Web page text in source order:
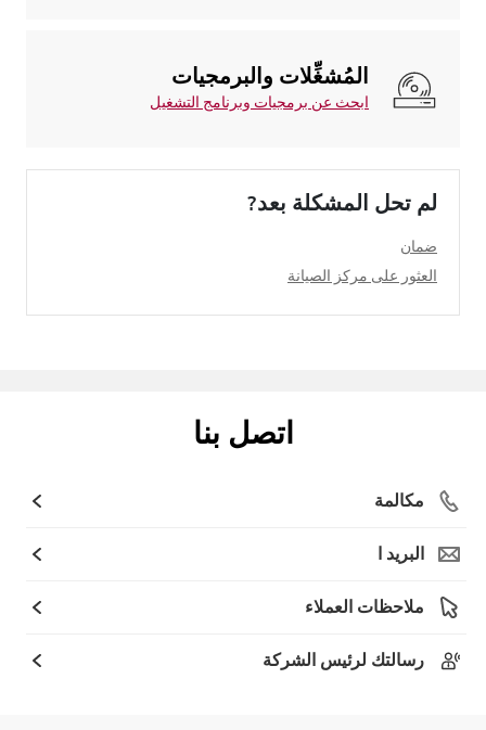
المُشغِّلات والبرمجيات
ابحث عن برمجيات وبرنامج التشغيل
لم تحل المشكلة بعد?
ضمان
العثور على مركز الصيانة
اتصل بنا
مكالمة
البريد ا
ملاحظات العملاء
رسالتك لرئيس الشركة